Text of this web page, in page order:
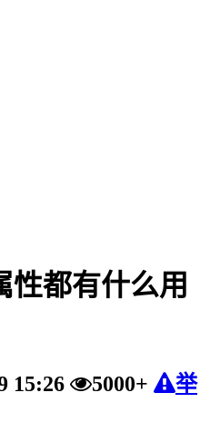
性都有什么用
15:26 5000+
举